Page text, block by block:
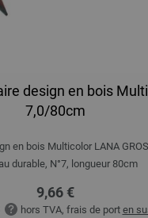
design en bois
7,0/80cm
en bois Multicolor LANA
durable, N°7, longueur 80cm
9,66 €
hors TVA, frais de port en